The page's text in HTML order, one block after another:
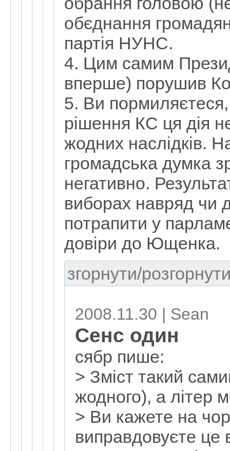
обєднання
партія НУНС.
4. Цим самим
вперше) порушив
5. Ви
рішення КС ця дія
жодних наслідків.
громадська думка
негативно.
виборах навряд чи
потрапити у
довіри до Ющенка.
згорнути/
2008.11.30 | Sean
Сенс один
сябр пише:
> Зміст такий
жодного), а літер
> Ви кажете на
виправдовуєте це